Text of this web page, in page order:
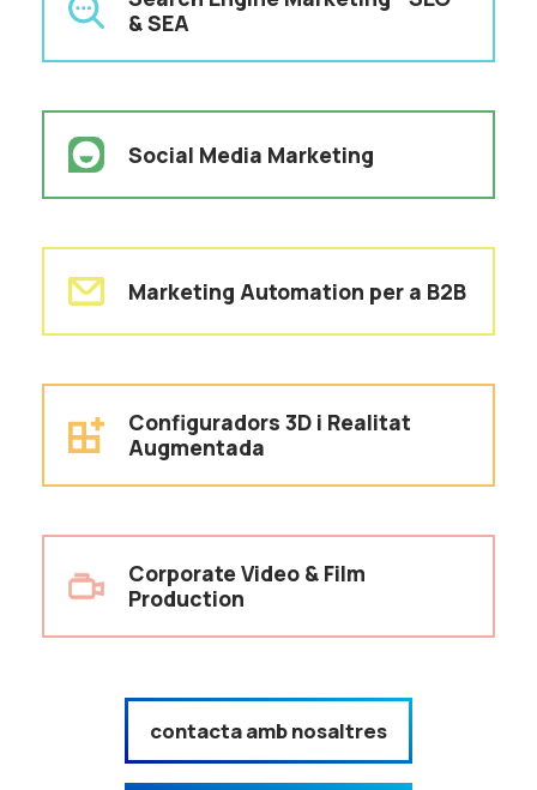
& SEA
Social Media Marketing
Marketing Automation per a B2B
Configuradors 3D i Realitat
Augmentada
Corporate Video & Film
Production
contacta amb nosaltres